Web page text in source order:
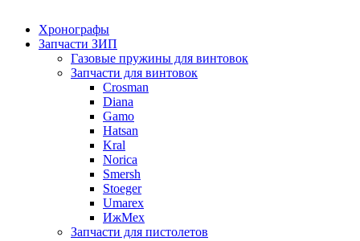
Хронографы
Запчасти ЗИП
Газовые пружины для винтовок
Запчасти для винтовок
Crosman
Diana
Gamo
Hatsan
Kral
Norica
Smersh
Stoeger
Umarex
ИжМех
Запчасти для пистолетов